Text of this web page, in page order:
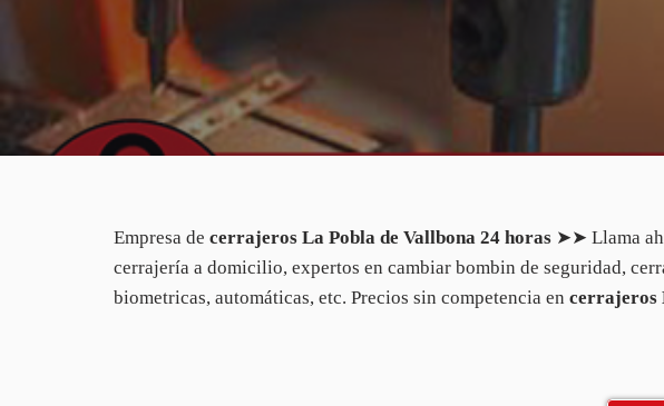
Empresa de cerrajeros La Pobla de Vallbona 24 horas ➤➤ Llama
cerrajería a domicilio, expertos en cambiar bombin de seguridad,
biometricas, automáticas, etc. Precios sin competencia en cerrajeros